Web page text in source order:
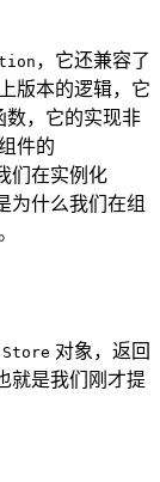
，它还兼容了
版本的逻辑，它
数，它的实现非
件的
们在实例化
为什么我们在组
Store 对象，返回
就是我们刚才提